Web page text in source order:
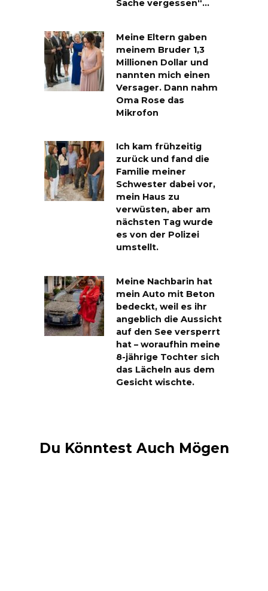
Sache vergessen“…
Meine Eltern gaben
meinem Bruder 1,3
Millionen Dollar und
nannten mich einen
Versager. Dann nahm
Oma Rose das
Mikrofon
Ich kam frühzeitig
zurück und fand die
Familie meiner
Schwester dabei vor,
mein Haus zu
verwüsten, aber am
nächsten Tag wurde
es von der Polizei
umstellt.
Meine Nachbarin hat
mein Auto mit Beton
bedeckt, weil es ihr
angeblich die Aussicht
auf den See versperrt
hat – woraufhin meine
8-jährige Tochter sich
das Lächeln aus dem
Gesicht wischte.
Du Könntest Auch Mögen